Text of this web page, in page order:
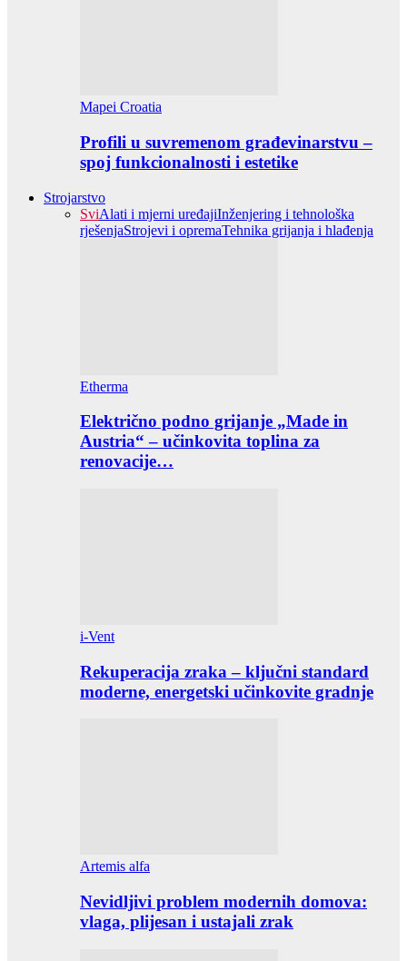
Mapei Croatia
Profili u suvremenom građevinarstvu –
spoj funkcionalnosti i estetike
Strojarstvo
SviAlati i mjerni uređajiInženjering i tehnološka
rješenjaStrojevi i opremaTehnika grijanja i hlađenja
Etherma
Električno podno grijanje „Made in
Austria“ – učinkovita toplina za
renovacije…
i-Vent
Rekuperacija zraka – ključni standard
moderne, energetski učinkovite gradnje
Artemis alfa
Nevidljivi problem modernih domova:
vlaga, plijesan i ustajali zrak